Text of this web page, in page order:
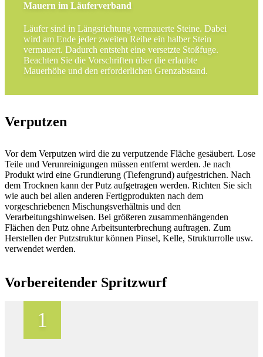
Mauern im Läuferverband
Läufer sind in Längsrichtung vermauerte Steine. Dabei
wird am Ende jeder zweiten Reihe ein halber Stein
vermauert. Dadurch entsteht eine versetzte Stoßfuge.
Beachten Sie die Vorschriften über die erlaubte
Mauerhöhe und den erforderlichen Grenzabstand.
Verputzen
Vor dem Verputzen wird die zu verputzende Fläche gesäubert. Lose
Teile und Verunreinigungen müssen entfernt werden. Je nach
Produkt wird eine Grundierung (Tiefengrund) aufgestrichen. Nach
dem Trocknen kann der Putz aufgetragen werden. Richten Sie sich
wie auch bei allen anderen Fertigprodukten nach dem
vorgeschriebenen Mischungsverhältnis und den
Verarbeitungshinweisen. Bei größeren zusammenhängenden
Flächen den Putz ohne Arbeitsunterbrechung auftragen. Zum
Herstellen der Putzstruktur können Pinsel, Kelle, Strukturrolle usw.
verwendet werden.
Vorbereitender Spritzwurf